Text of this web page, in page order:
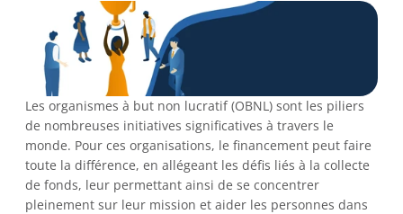
EN
Les organismes à but non lucratif (OBNL) sont les piliers
de nombreuses initiatives significatives à travers le
monde. Pour ces organisations, le financement peut faire
toute la différence, en allégeant les défis liés à la collecte
de fonds, leur permettant ainsi de se concentrer
pleinement sur leur mission et aider les personnes dans